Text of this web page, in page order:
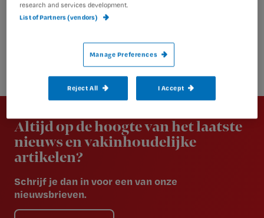
Newsletter
Altijd op de hoogte van het laatste
nieuws en vakinhoudelijke
artikelen?
Schrijf je dan in voor een van onze
nieuwsbrieven.
research and services development.
List of Partners (vendors)
Manage Preferences
Reject All I Accept